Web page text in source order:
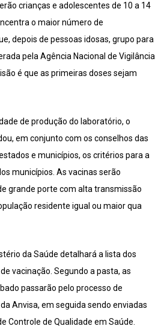
crianças e adolescentes de 10 a 14
o maior número de
depois de pessoas idosas, grupo para
pela Agência Nacional de Vigilância
é que as primeiras doses sejam
de produção do laboratório, o
em conjunto com os conselhos das
e municípios, os critérios para a
municípios. As vacinas serão
grande porte com alta transmissão
residente igual ou maior qua
da Saúde detalhará a lista dos
vacinação. Segundo a pasta, as
passarão pelo processo de
Anvisa, em seguida sendo enviadas
Controle de Qualidade em Saúde.